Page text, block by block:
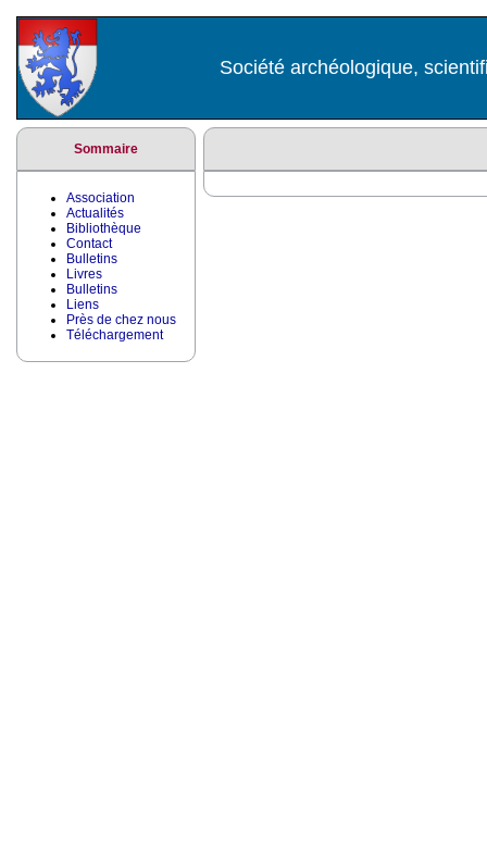
Société archéologique,
Sommaire
Association
Actualités
Bibliothèque
Contact
Bulletins
Livres
Bulletins
Liens
Près de chez nous
Téléchargement